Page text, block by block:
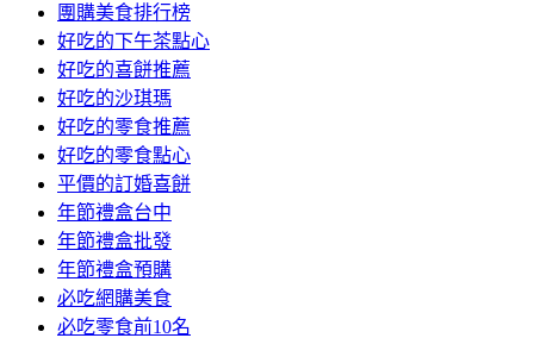
團購美食排行榜
好吃的下午茶點心
好吃的喜餅推薦
好吃的沙琪瑪
好吃的零食推薦
好吃的零食點心
平價的訂婚喜餅
年節禮盒台中
年節禮盒批發
年節禮盒預購
必吃網購美食
必吃零食前10名